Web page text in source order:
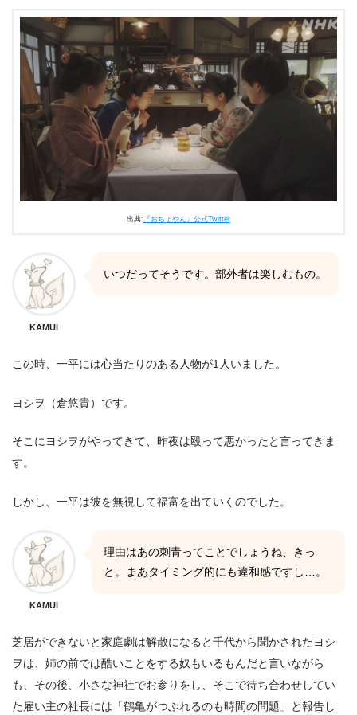
出典: 『おちょやん』公式Twitter
KAMUI
いつだってそうです。部外者は楽しむもの。
この時、一平には心当たりのある人物が1人いました。
ヨシヲ（倉悠貴）です。
そこにヨシヲがやってきて、昨夜は殴って悪かったと言ってきま
す。
しかし、一平は彼を無視して福富を出ていくのでした。
KAMUI
理由はあの刺青ってことでしょうね、きっ
と。まあタイミング的にも違和感ですし…。
芝居ができないと家庭劇は解散になると千代から聞かされたヨシ
ヲは、姉の前では酷いことをする奴もいるもんだと言いながら
も、その後、小さな神社でお参りをし、そこで待ち合わせしてい
た雇い主の社長には「鶴亀がつぶれるのも時間の問題」と報告し